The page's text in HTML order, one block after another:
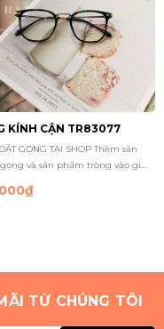
KÍNH CẬN TR83077
GỌNG TẠI SHOP Thêm sản
và sản phẩm tròng vào gi...
TỪ CHÚNG TÔI